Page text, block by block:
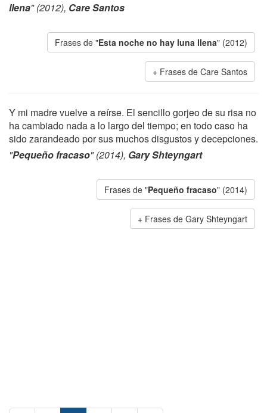
llena" (2012), Care Santos
Frases de "Esta noche no hay luna llena" (2012)
Frases de Care Santos
Y mi madre vuelve a reírse. El sencillo gorjeo de su risa no
ha cambiado nada a lo largo del tiempo; en todo caso ha
sido zarandeado por sus muchos disgustos y decepciones.
"Pequeño fracaso" (2014), Gary Shteyngart
Frases de "Pequeño fracaso" (2014)
Frases de Gary Shteyngart